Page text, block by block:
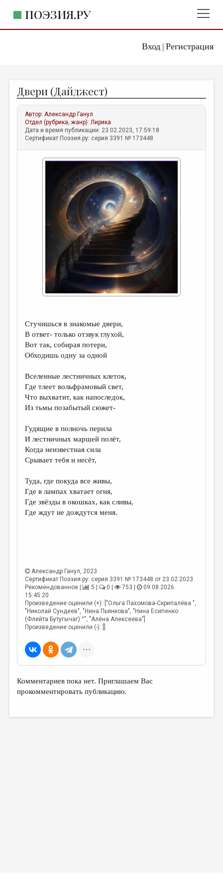
Вход| Регистрация
ПОЭЗИЯ.РУ
ЖАНРЫ
АВТОРЫ
КОММЕНТАРИИ
ЛИТСАЛОН
ПРАВИЛА САЙТА
ОТДЕЛЫ И РУБРИКИ
ИЗБРАННОЕ
ДАЙДЖЕСТ
ПРОИЗВЕДЕНИЯ
ПЕРЕВОДЫ
КНИЖНАЯ ПОЛКА
ОБЗОР ЛИТЕРАТУРЫ
СТРАНИЦЫ ПАМЯТИ
ОБЪЯВЛЕНИЯ
КОЛОНКА РЕДАКТОРА
ОТ РЕДАКЦИИ
МАЛАЯ ПРОЗА
ЛИТЕРАТУРОВЕДЕНИЕ
КУЛЬТУРОВЕДЕНИЕ
ТРЕДИАКОВСКИЙ
МЕДИА
ВКОНТАКТЕ
Двери (Дайджест)
Автор:Александр Ганул
Отдел (рубрика, жанр):Лирика
Дата и время публикации: 23.02.2023, 17:59:18
Сертификат Поэзия.ру: серия 3391 № 173448
Стучишься в знакомые двери,
В ответ- только отзвук глухой,
Вот так, собирая потери,
Обходишь одну за одной
Вселенные лестничных клеток,
Где тлеет вольфрамовый свет,
Что выхватит, как напоследок,
Из тьмы позабытый сюжет-
Гудящие в полночь перила
И лестничных маршей полёт,
Когда неизвестная сила
Срывает тебя и несёт,
Туда, где покуда все живы,
Где в лампах хватает огня,
Где звёзды в окошках, как сливы,
Где ждут не дождутся меня.
Александр Ганул , 2023
Сертификат Поэзия.ру: серия 3391 № 173448 от 23.02.2023
Рекомендованное |
5 | 0 | 753 |
09.08.2026.
15:45:20
Произведение оценили (+): ["Ольга Пахомова-Скрипалёва ",
"Николай Сундеев", "Нина Пьянкова", "Нина Есипенко
(Флейта Бутугычаг) °", "Алёна Алексеева"]
Произведение оценили (-): []
Комментариев пока нет. Приглашаем Вас
прокомментировать публикацию.